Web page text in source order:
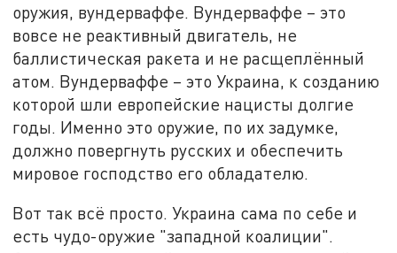
оружия, вундерваффе. Вундерваффе – это
вовсе не реактивный двигатель, не
баллистическая ракета и не расщеплённый
атом. Вундерваффе – это Украина, к созданию
которой шли европейские нацисты долгие
годы. Именно это оружие, по их задумке,
должно повергнуть русских и обеспечить
мировое господство его обладателю.
Вот так всё просто. Украина сама по себе и
есть чудо-оружие "западной коалиции".